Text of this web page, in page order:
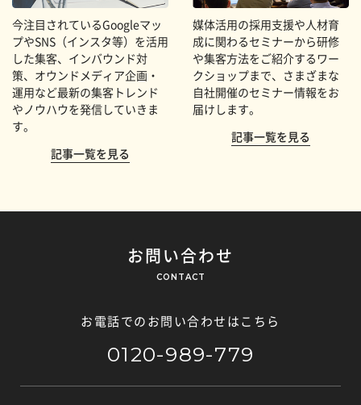
今注目されているGoogleマッ
プやSNS（インスタ等）を活用
した集客、インバウンド対
策、オウンドメディア企画・
運用など最新の集客トレンド
やノウハウを発信していきま
す。
記事一覧を見る
媒体活用の採用支援や人材育
成に関わるセミナーから研修
や集客方法をご紹介するワー
クショップまで、さまざまな
自社開催のセミナー情報をお
届けします。
記事一覧を見る
お問い合わせ
CONTACT
お電話でのお問い合わせはこちら
0120-989-779